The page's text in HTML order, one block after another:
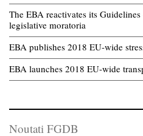
The EBA reactivates its
legislative moratoria
EBA publishes 2018 EU-wide
EBA launches 2018 EU-wide
Noutati FGDB